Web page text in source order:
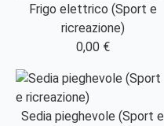
Frigo elettrico (Sport e
ricreazione)
0,00 €
Sedia pieghevole (Sport e